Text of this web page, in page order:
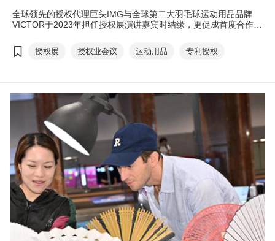
洲市场
全球领先的授权代理巨头IMG与全球第二大羽毛球运动用品品牌
VICTOR于2023年担任授权展演讲嘉宾时结缘，更促成首度合作，
的IP授权，在香港、台湾等地推出Care Bears™系列羽球装备，带
领各款可爱的小熊走进羽坛，掀起热潮，抢攻亚洲市场。
授权展 授权业会议 运动用品 专利授权